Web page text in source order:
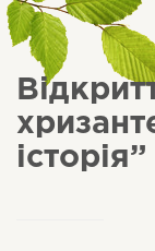
історія”